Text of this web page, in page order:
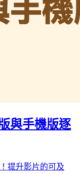
與手機版逐
提升影片的可及